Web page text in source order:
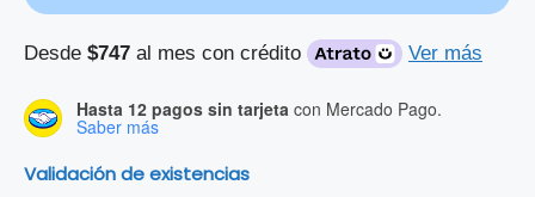
Desde $747 al mes con crédito Ver más
Hasta 12 pagos sin tarjeta con Mercado Pago.
Saber más
Validación de existencias